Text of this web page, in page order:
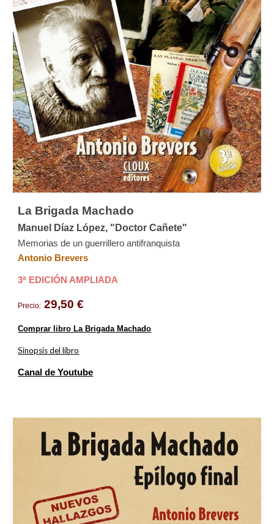
La Brigada Machado
Manuel Díaz López, "Doctor Cañete"
Memorias de un guerrillero antifranquista
Antonio Brevers
3ª EDICIÓN AMPLIADA
Precio: 29,50 €
Comprar libro La Brigada Machado
Sinopsis del libro
Canal de Youtube